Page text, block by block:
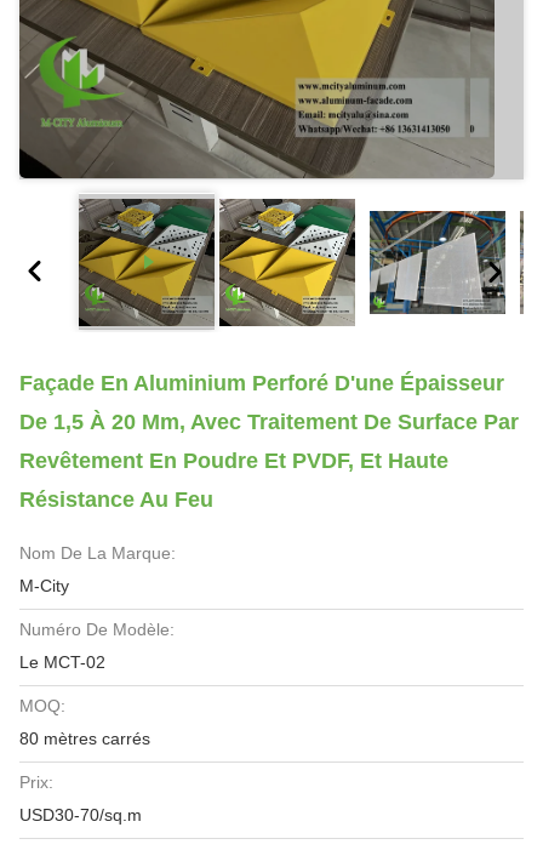
Façade En Aluminium Perforé D'une Épaisseur
De 1,5 À 20 Mm, Avec Traitement De Surface Par
Revêtement En Poudre Et PVDF, Et Haute
Résistance Au Feu
Nom De La Marque:
M-City
Numéro De Modèle:
Le MCT-02
MOQ:
80 mètres carrés
Prix:
USD30-70/sq.m